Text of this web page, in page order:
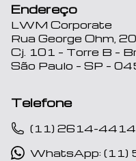
Endereço
LWM Corporate
Rua George Ohm,
Cj. 101 – Torre B –
São Paulo – SP –
Telefone
(11) 2614-4414
WhatsApp: